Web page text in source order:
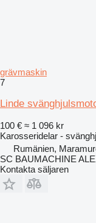
grävmaskin
7
Linde
100 € ≈ 1 096 kr
Karosseridelar -
Rumänien,
SC BAUMACHINE
Kontakta säljaren